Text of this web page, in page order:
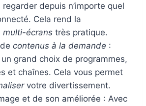
regarder depuis n’importe quel
Cela rend la
multi-écrans très pratique.
contenus à la demande :
grand choix de programmes,
et chaînes. Cela vous permet
votre divertissement.
et de son améliorée : Avec